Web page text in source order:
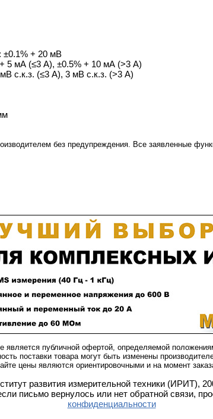
±0.1% + 20 мВ
5 мА (≤3 А), ±0.5% + 10 мА (>3 А)
с.к.з. (≤3 А), 3 мВ с.к.з. (>3 А)
без предупреждения. Все заявленные
является публичной офертой, определяемой
поставки товара могут быть изменены
цены являются ориентировочными и на момент
развития измерительной техники (ИРИТ),
письмо вернулось или нет обратной связи,
конфиденциальности